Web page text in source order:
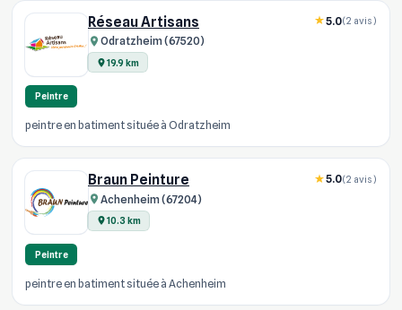
Réseau Artisans
Odratzheim (67520)
19.9 km
5.0(2 avis)
Peintre
peintre en batiment située à Odratzheim
Braun Peinture
Achenheim (67204)
10.3 km
5.0(2 avis)
Peintre
peintre en batiment située à Achenheim